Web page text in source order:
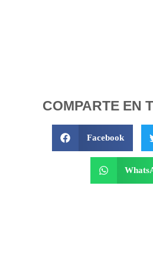
COMPARTE EN
Facebook